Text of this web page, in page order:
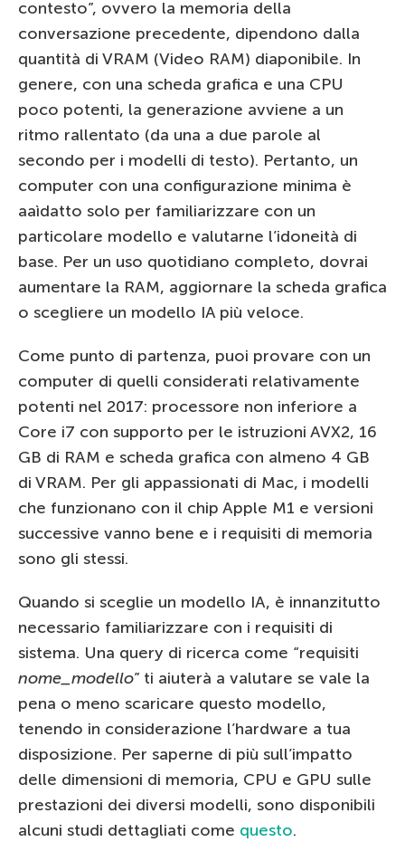
contesto”, ovvero la memoria della
conversazione precedente, dipendono dalla
quantità di VRAM (Video RAM) diaponibile. In
genere, con una scheda grafica e una CPU
poco potenti, la generazione avviene a un
ritmo rallentato (da una a due parole al
secondo per i modelli di testo). Pertanto, un
computer con una configurazione minima è
aaìdatto solo per familiarizzare con un
particolare modello e valutarne l’idoneità di
base. Per un uso quotidiano completo, dovrai
aumentare la RAM, aggiornare la scheda grafica
o scegliere un modello IA più veloce.
Come punto di partenza, puoi provare con un
computer di quelli considerati relativamente
potenti nel 2017: processore non inferiore a
Core i7 con supporto per le istruzioni AVX2, 16
GB di RAM e scheda grafica con almeno 4 GB
di VRAM. Per gli appassionati di Mac, i modelli
che funzionano con il chip Apple M1 e versioni
successive vanno bene e i requisiti di memoria
sono gli stessi.
Quando si sceglie un modello IA, è innanzitutto
necessario familiarizzare con i requisiti di
sistema. Una query di ricerca come “requisiti
nome_modello” ti aiuterà a valutare se vale la
pena o meno scaricare questo modello,
tenendo in considerazione l’hardware a tua
disposizione. Per saperne di più sull’impatto
delle dimensioni di memoria, CPU e GPU sulle
prestazioni dei diversi modelli, sono disponibili
alcuni studi dettagliati come questo.